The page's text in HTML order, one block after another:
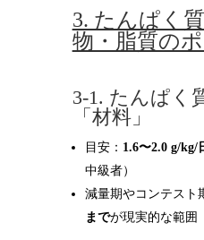
3. たんぱく
物・脂質の
3-1. たんぱく
「材料」
目安： 1.6〜2.0 g/kg/
中級者）
減量期やコンテスト
までが現実的な範囲